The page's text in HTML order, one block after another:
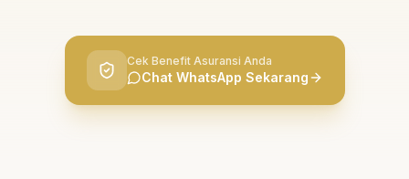
Cek Benefit Asuransi Anda
Chat WhatsApp Sekarang